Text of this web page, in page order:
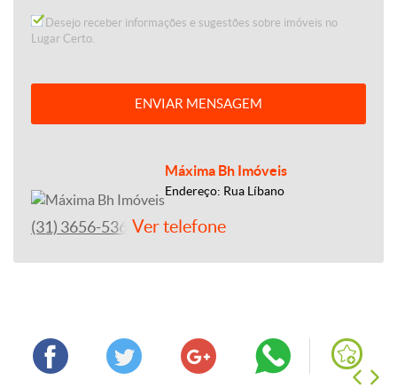
Desejo receber informações e sugestões sobre imóveis no
Lugar Certo.
ENVIAR MENSAGEM
Máxima Bh Imóveis
Endereço: Rua Líbano
(31) 3656-5364Ver telefone